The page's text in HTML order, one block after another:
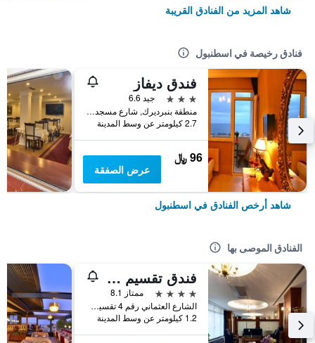
شاهد المزيد من الفنادق القريبة
فنادق رخيصة في اسطنبول
فندق ديفاز
3 نجوم
جيد 6.6
منطقة بنبرديرك, شارع مسجد كاتب سنان رقم 31, اسطنبول, تركيا
2.7 كيلومتر عن وسط المدينة
96 ﷼
عرض الصفقة
شاهد أرخص الفنادق في اسطنبول
الفنادق الموصى بها
فندق تقسيم متروبارك
4 نجوم
ممتاز 8.1
الشارع العثماني رقم 4 تقسيم, اسطنبول, تركيا
1.2 كيلومتر عن وسط المدينة